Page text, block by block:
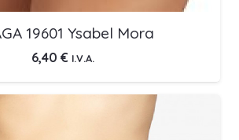
19601 Ysabel Mora
6,40 € I.V.A.